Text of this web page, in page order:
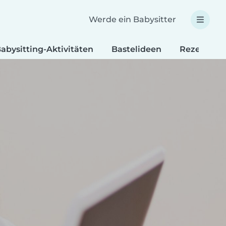
Werde ein Babysitter
Aktivitäten Bastelideen Rezepte